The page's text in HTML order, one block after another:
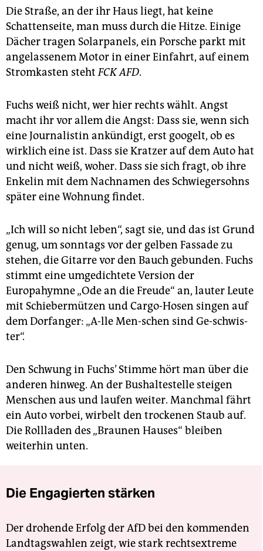
Die Straße, an der ihr Haus liegt, hat keine
Schattenseite, man muss durch die Hitze. Einige
Dächer tragen Solarpanels, ein Porsche parkt mit
angelassenem Motor in einer Einfahrt, auf einem
Stromkasten stehtFCK AFD.
Fuchs weiß nicht, wer hier rechts wählt. Angst
macht ihr vor allem die Angst: Dass sie, wenn sich
eine Journalistin ankündigt, erst googelt, ob es
wirklich eine ist. Dass sie Kratzer auf dem Auto hat
und nicht weiß, woher. Dass sie sich fragt, ob ihre
Enkelin mit dem Nachnamen des Schwiegersohns
später eine Wohnung findet.
„Ich will so nicht leben“, sagt sie, und das ist Grund
genug, um sonntags vor der gelben Fassade zu
stehen, die Gitarre vor den Bauch gebunden. Fuchs
stimmt eine umgedichtete Version der
Europahymne „Ode an die Freude“ an, lauter Leute
mit Schiebermützen und Cargo-Hosen singen auf
dem Dorfanger: „A-lle Men-schen sind Ge-schwis-
ter“.
Den Schwung in Fuchs’ Stimme hört man über die
anderen hinweg. An der Bushaltestelle steigen
Menschen aus und laufen weiter. Manchmal fährt
ein Auto vorbei, wirbelt den trockenen Staub auf.
Die Rollladen des „Braunen Hauses“ bleiben
weiterhin unten.
Die Engagierten stärken
Der drohende Erfolg der AfD bei den kommenden
Landtagswahlen zeigt, wie stark rechtsextreme